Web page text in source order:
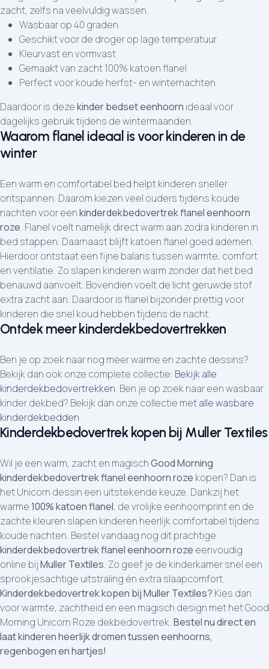
zacht, zelfs na veelvuldig wassen.
Wasbaar op 40 graden
Geschikt voor de droger op lage temperatuur
Kleurvast en vormvast
Gemaakt van zacht 100% katoen flanel
Perfect voor koude herfst- en winternachten
Daardoor is dezekinder bedset eenhoorn ideaal voor
dagelijks gebruik tijdens de wintermaanden.
Waarom flanel ideaal is voor kinderen in de
winter
Een warm en comfortabel bed helpt kinderen sneller
ontspannen. Daarom kiezen veel ouders tijdens koude
nachten voor eenkinderdekbedovertrek flanel eenhoorn
roze. Flanel voelt namelijk direct warm aan zodra kinderen in
bed stappen. Daarnaast blijft katoen flanel goed ademen.
Hierdoor ontstaat een fijne balans tussen warmte, comfort
en ventilatie. Zo slapen kinderen warm zonder dat het bed
benauwd aanvoelt. Bovendien voelt de licht geruwde stof
extra zacht aan. Daardoor is flanel bijzonder prettig voor
kinderen die snel koud hebben tijdens de nacht.
Ontdek meer kinderdekbedovertrekken
Ben je op zoek naar nog meer warme en zachte dessins?
Bekijk dan ook onze complete collectie: Bekijk alle
kinderdekbedovertrekken. Ben je op zoek naar een wasbaar
kinder dekbed? Bekijk dan onze collectie metalle wasbare
kinderdekbedden.
Kinderdekbedovertrek kopen bij Muller Textiles
Wil je een warm, zacht en magischGood Morning
kinderdekbedovertrek flanel eenhoorn roze kopen? Dan is
het Unicorn dessin een uitstekende keuze. Dankzij het
warme100% katoen flanel, de vrolijke eenhoornprint en de
zachte kleuren slapen kinderen heerlijk comfortabel tijdens
koude nachten. Bestel vandaag nog dit prachtige
kinderdekbedovertrek flanel eenhoorn roze eenvoudig
online bijMuller Textiles. Zo geef je de kinderkamer snel een
sprookjesachtige uitstraling én extra slaapcomfort.
Kinderdekbedovertrek kopen bij Muller Textiles? Kies dan
voor warmte, zachtheid en een magisch design met het Good
Morning Unicorn Roze dekbedovertrek.Bestel nu direct en
laat kinderen heerlijk dromen tussen eenhoorns,
regenbogen en hartjes!